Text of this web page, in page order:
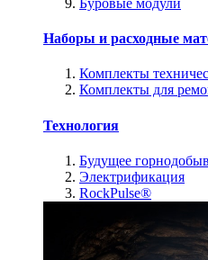
Наборы и расходные
Комплекты
Комплекты для
Технология
Будущее
Электрификация
RockPulse®